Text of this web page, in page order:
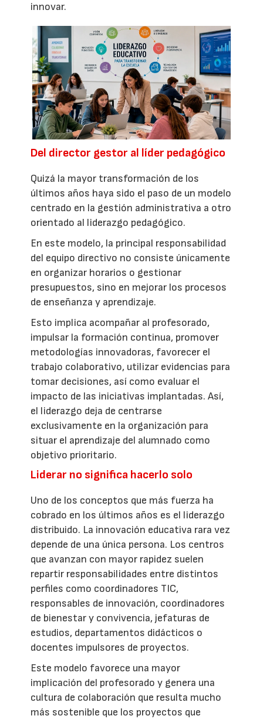
innovar.
Del director gestor al líder pedagógico
Quizá la mayor transformación de los
últimos años haya sido el paso de un modelo
centrado en la gestión administrativa a otro
orientado al liderazgo pedagógico.
En este modelo, la principal responsabilidad
del equipo directivo no consiste únicamente
en organizar horarios o gestionar
presupuestos, sino en mejorar los procesos
de enseñanza y aprendizaje.
Esto implica acompañar al profesorado,
impulsar la formación continua, promover
metodologías innovadoras, favorecer el
trabajo colaborativo, utilizar evidencias para
tomar decisiones, así como evaluar el
impacto de las iniciativas implantadas. Así,
el liderazgo deja de centrarse
exclusivamente en la organización para
situar el aprendizaje del alumnado como
objetivo prioritario.
Liderar no significa hacerlo solo
Uno de los conceptos que más fuerza ha
cobrado en los últimos años es el liderazgo
distribuido. La innovación educativa rara vez
depende de una única persona. Los centros
que avanzan con mayor rapidez suelen
repartir responsabilidades entre distintos
perfiles como coordinadores TIC,
responsables de innovación, coordinadores
de bienestar y convivencia, jefaturas de
estudios, departamentos didácticos o
docentes impulsores de proyectos.
Este modelo favorece una mayor
implicación del profesorado y genera una
cultura de colaboración que resulta mucho
más sostenible que los proyectos que